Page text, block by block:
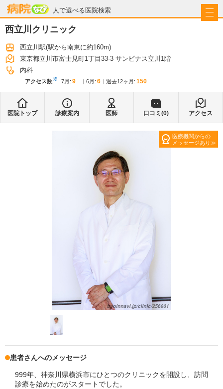
人で選べる医院検索
病院なび
西立川クリニック
西立川駅(駅から南東に約160m)
東京都立川市富士見町1丁目33-3 サンビナス立川1階
内科
アクセス数※ 7月 : 9 6月 : 6 過去12ヶ月: 150
医院トップ 診療案内 医師 口コミ(0) アクセス
医療機関からの
メッセージあり
患者さんへのメッセージ
999年、神奈川県横浜市にひとつのクリニックを開設し、訪問
診療を始めたのがスタートでした。